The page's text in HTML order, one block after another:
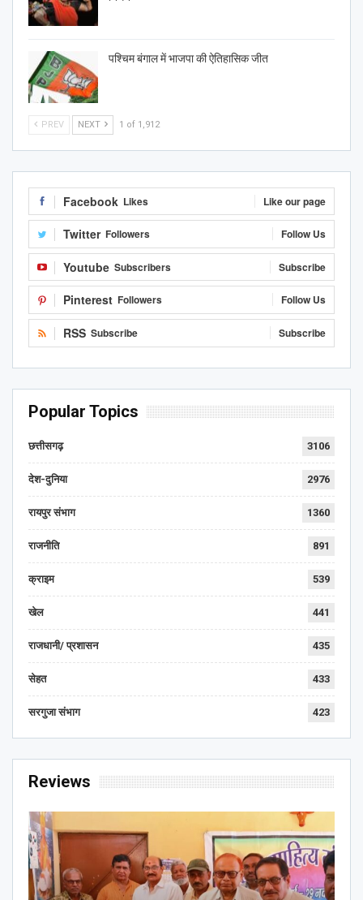
पश्चिम बंगाल में भाजपा की ऐतिहासिक जीत
PREV NEXT 1 of 1,912
Facebook Likes Like our page
Twitter Followers Follow Us
Youtube Subscribers Subscribe
Pinterest Followers Follow Us
RSS Subscribe Subscribe
Popular Topics
छत्तीसगढ़ 3106
देश-दुनिया 2976
रायपुर संभाग 1360
राजनीति 891
क्राइम 539
खेल 441
राजधानी/ प्रशासन 435
सेहत 433
सरगुजा संभाग 423
Reviews